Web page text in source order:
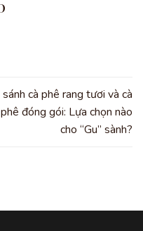
cà phê rang tươi và cà
phê đóng gói: Lựa chọn nào
cho “Gu” sành?